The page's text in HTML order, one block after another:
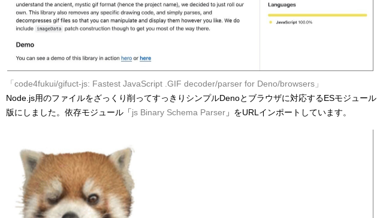
「code4fukui/gifuct-js: Fastest JavaScript .GIF decoder/parser for Deno/browsers」
Node.js用のファイルをざっくり削ってすっきりシンプルDenoとブラウザに対応するESモジュール
版にしました。依存モジュール「js Binary Schema Parser 」をURLインポートしています。